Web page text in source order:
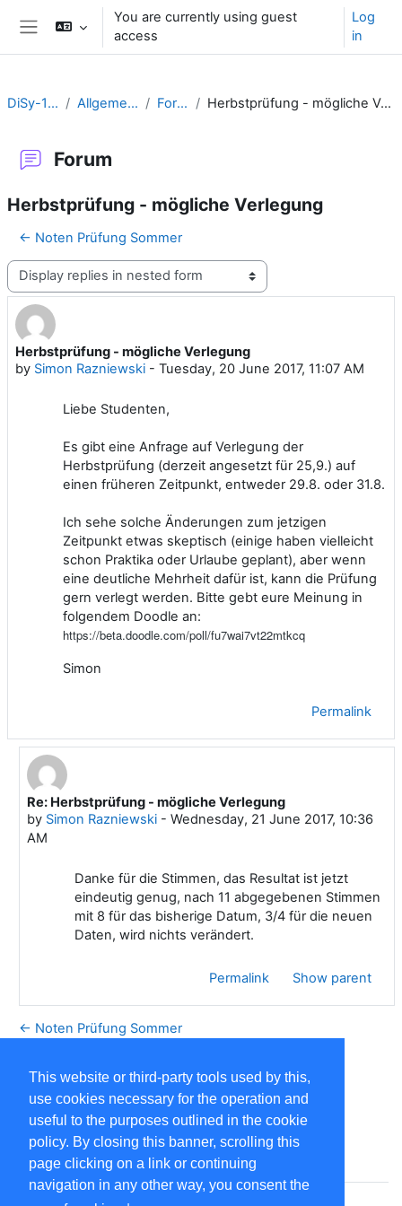
This website or third-party tools used by this,
use cookies necessary for the operation and
useful to the purposes outlined in the cookie
policy. By closing this banner, scrolling this
page clicking on a link or continuing
navigation in any other way, you consent the
Skip to main content
You are currently using guest
access
Log
in
Open course index
DiSy-1617 Allgemeines Forum Herbstprüfung - mögliche Verlegung
Forum
Herbstprüfung - mögliche Verlegung
← Noten Prüfung Sommer
Display mode
Herbstprüfung - mögliche Verlegung
by Simon Razniewski - Tuesday, 20 June 2017, 11:07 AM
Number of replies: 1
Liebe Studenten,
Es gibt eine Anfrage auf Verlegung der
Herbstprüfung (derzeit angesetzt für 25,9.) auf
einen früheren Zeitpunkt, entweder 29.8. oder 31.8.
Ich sehe solche Änderungen zum jetzigen
Zeitpunkt etwas skeptisch (einige haben vielleicht
schon Praktika oder Urlaube geplant), aber wenn
eine deutliche Mehrheit dafür ist, kann die Prüfung
gern verlegt werden. Bitte gebt eure Meinung in
folgendem Doodle an:
https://beta.doodle.com/poll/fu7wai7vt22mtkcq
Simon
Permalink
In reply to Simon Razniewski
Re: Herbstprüfung - mögliche Verlegung
by Simon Razniewski- Wednesday, 21 June 2017, 10:36
AM
Danke für die Stimmen, das Resultat ist jetzt
eindeutig genug, nach 11 abgegebenen Stimmen
mit 8 für das bisherige Datum, 3/4 für die neuen
Daten, wird nichts verändert.
Permalink Show parent
← Noten Prüfung Sommer
Contact site support